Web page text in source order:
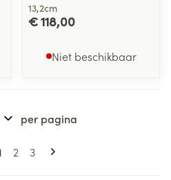
13,2cm
€ 118,00
Niet beschikbaar
Pagina's
lees momenteel pagina
Pagina
2 Pagina
3
per pagina